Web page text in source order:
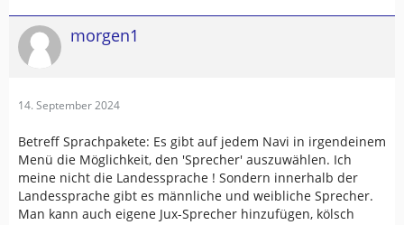
morgen1
14. September 2024
Betreff Sprachpakete: Es gibt auf jedem Navi in irgendeinem
Menü die Möglichkeit, den 'Sprecher' auszuwählen. Ich
meine nicht die Landessprache ! Sondern innerhalb der
Landessprache gibt es männliche und weibliche Sprecher.
Man kann auch eigene Jux-Sprecher hinzufügen, kölsch